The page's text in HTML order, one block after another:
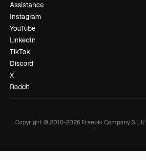
Assistance
Instagram
YouTube
LinkedIn
TikTok
Discord
X
Reddit
Copyright © 2010-2026 Freepik Company S.L.U.